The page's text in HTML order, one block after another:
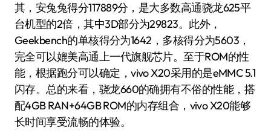
其，安兔兔得分117889分，是大多数高通骁龙625平
台机型的2倍，其中3D部分为29823。此外，
Geekbench的单核得分为1642，多核得分为5603，
完全可以媲美高通上一代旗舰芯片。至于ROM的性
能，根据跑分可以确定，vivo X20采用的是eMMC 5.1
闪存。总的来看，骁龙660的确拥有不俗的性能，搭
配4GB RAN+64GB ROM的内存组合，vivo X20能够
长时间享受流畅的体验。